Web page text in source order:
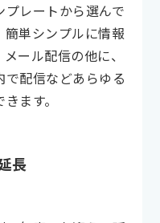
プレートから選んで
単シンプルに情報
ール配信の他に、
配信などあらゆる
ます。
長